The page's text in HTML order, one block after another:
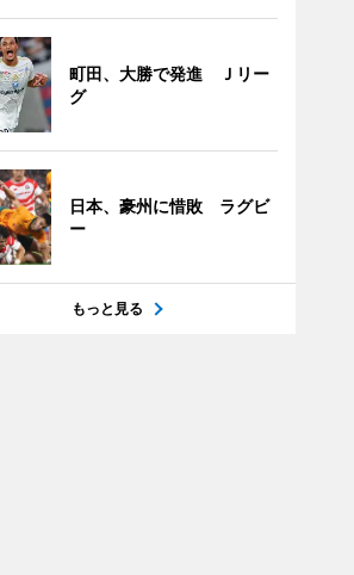
町田、大勝で発進 Ｊリー
グ
日本、豪州に惜敗 ラグビ
ー
もっと見る